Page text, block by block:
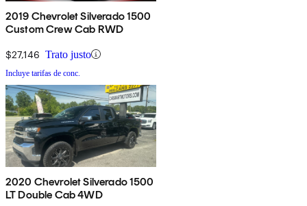
2019 Chevrolet Silverado 1500
Custom Crew Cab RWD
$27,146 Trato justo
Incluye tarifas de conc.
2020 Chevrolet Silverado 1500
LT Double Cab 4WD